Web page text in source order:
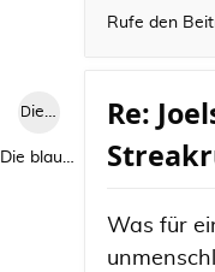
Rufe den
Die blaue Luise
Die blaue Luise
Re:
Was für